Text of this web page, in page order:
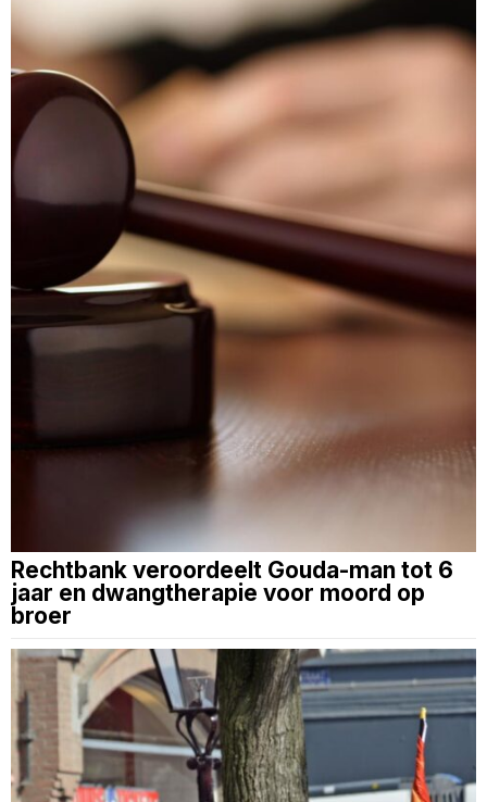
Rechtbank veroordeelt Gouda-man tot 6
jaar en dwangtherapie voor moord op
broer